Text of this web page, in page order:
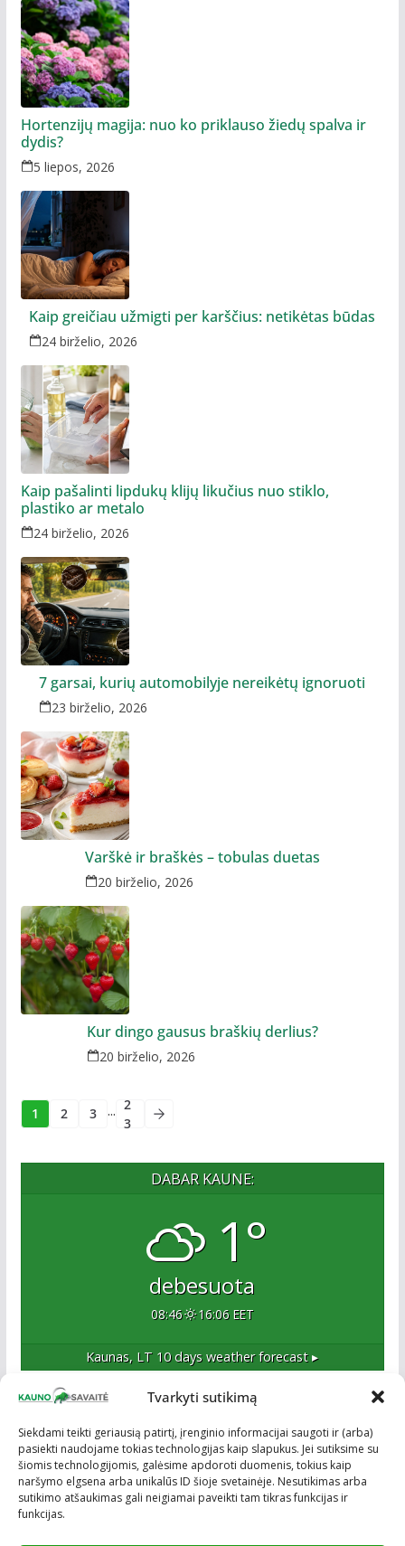
Tvarkyti sutikimą
Siekdami teikti geriausią patirtį, įrenginio informacijai saugoti ir (arba)
pasiekti naudojame tokias technologijas kaip slapukus. Jei sutiksime su
šiomis technologijomis, galėsime apdoroti duomenis, tokius kaip
naršymo elgsena arba unikalūs ID šioje svetainėje. Nesutikimas arba
sutikimo atšaukimas gali neigiamai paveikti tam tikras funkcijas ir
funkcijas.
Hortenzijų magija: nuo ko priklauso žiedų spalva ir
dydis?
5 liepos, 2026
Kaip greičiau užmigti per karščius: netikėtas būdas
24 birželio, 2026
Kaip pašalinti lipdukų klijų likučius nuo stiklo,
plastiko ar metalo
24 birželio, 2026
7 garsai, kurių automobilyje nereikėtų ignoruoti
23 birželio, 2026
Varškė ir braškės – tobulas duetas
20 birželio, 2026
Kur dingo gausus braškių derlius?
20 birželio, 2026
1 2 3 ... 2
3
DABAR KAUNE:
1°
debesuota
08:46 16:06 EET
Kaunas, LT 10 days weather forecast ▸
Esame naujas Kaune, tačiau veržlus ir profesionalus
kolektyvas. Ne naujokai žiniasklaidoje. Į Kauną
žengiame tvirtai įsitikinę savo sėkme.